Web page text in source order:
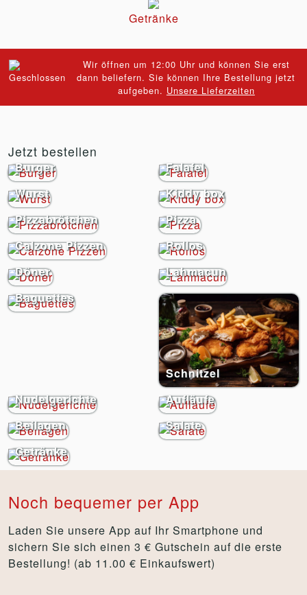
Getränke
Wir öffnen um 12:00 Uhr und können Sie erst
dann beliefern. Sie können Ihre Bestellung jetzt
aufgeben. Unsere Lieferzeiten
Jetzt bestellen
Burger
Falafel
Wurst
Kiddy box
Pizzabrötchen
Pizza
Calzone Pizzen
Rollos
Döner
Lahmacun
Baguettes
Schnitzel
Nudelgerichte
Aufläufe
Beilagen
Salate
Getränke
Noch bequemer per App
Laden Sie unsere App auf Ihr Smartphone und
sichern Sie sich einen 3 € Gutschein auf die erste
Bestellung! (ab 11.00 € Einkaufswert)